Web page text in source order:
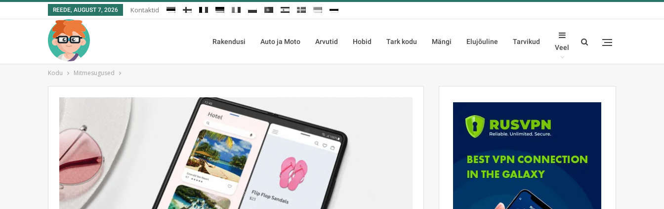
REEDE, AUGUST 7, 2026 Kontaktid
Rakendusi Auto ja Moto Arvutid Hobid Tark kodu Mängi Elujõuline Tarvikud
Veel
Kodu Mitmesugused